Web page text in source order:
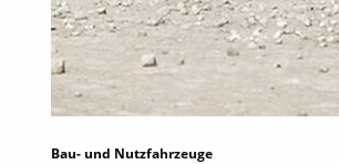
Bau- und Nutzfahrzeuge